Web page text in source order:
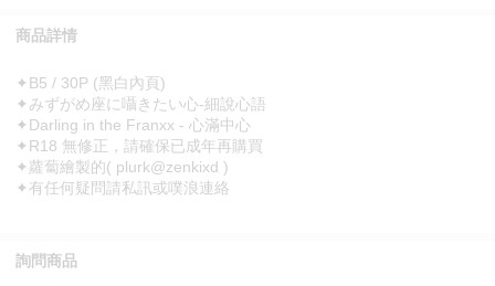
商品詳情
✦B5 / 30P (黑白內頁)
✦みずがめ座に囁きたい心-細說心語
✦Darling in the Franxx - 心滿中心
✦R18 無修正，請確保已成年再購買
✦蘿蔔繪製的( plurk@zenkixd )
✦有任何疑問請私訊或噗浪連絡
詢問商品